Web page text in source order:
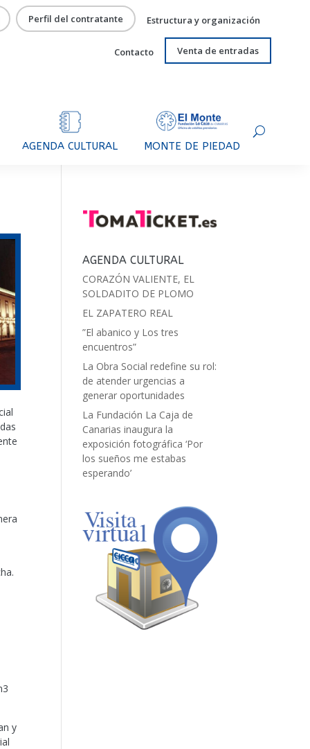
Perfil del contratante Estructura y organización
Contacto Venta de entradas
AGENDA CULTURAL MONTE DE PIEDAD
y
AGENDA CULTURAL
CORAZÓN VALIENTE, EL
SOLDADITO DE PLOMO
EL ZAPATERO REAL
”El abanico y Los tres
encuentros”
La Obra Social redefine su rol:
de atender urgencias a
generar oportunidades
La Fundación La Caja de
Canarias inaugura la
exposición fotográfica ‘Por
los sueños me estabas
esperando’